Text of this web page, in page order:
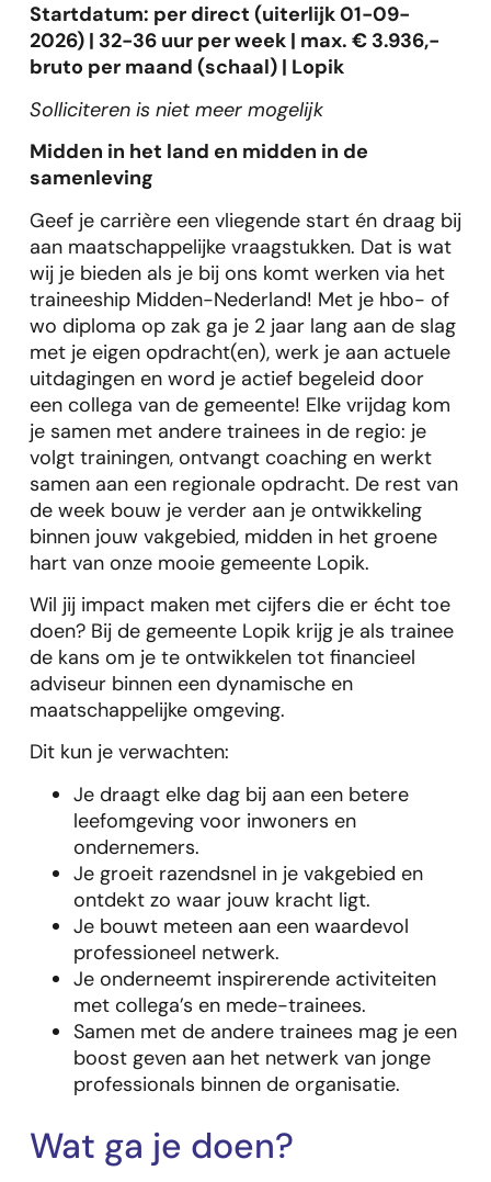
Startdatum: per direct (uiterlijk 01-09-
2026) | 32-36 uur per week | max. € 3.936,-
bruto per maand (schaal) | Lopik
Solliciteren is niet meer mogelijk
Midden in het land en midden in de
samenleving
Geef je carrière een vliegende start én draag bij
aan maatschappelijke vraagstukken. Dat is wat
wij je bieden als je bij ons komt werken via het
traineeship Midden-Nederland! Met je hbo- of
wo diploma op zak ga je 2 jaar lang aan de slag
met je eigen opdracht(en), werk je aan actuele
uitdagingen en word je actief begeleid door
een collega van de gemeente! Elke vrijdag kom
je samen met andere trainees in de regio: je
volgt trainingen, ontvangt coaching en werkt
samen aan een regionale opdracht. De rest van
de week bouw je verder aan je ontwikkeling
binnen jouw vakgebied, midden in het groene
hart van onze mooie gemeente Lopik.
Wil jij impact maken met cijfers die er écht toe
doen? Bij de gemeente Lopik krijg je als trainee
de kans om je te ontwikkelen tot financieel
adviseur binnen een dynamische en
maatschappelijke omgeving.
Dit kun je verwachten:
Je draagt elke dag bij aan een betere
leefomgeving voor inwoners en
ondernemers.
Je groeit razendsnel in je vakgebied en
ontdekt zo waar jouw kracht ligt.
Je bouwt meteen aan een waardevol
professioneel netwerk.
Je onderneemt inspirerende activiteiten
met collega’s en mede-trainees.
Samen met de andere trainees mag je een
boost geven aan het netwerk van jonge
professionals binnen de organisatie.
Wat ga je doen?